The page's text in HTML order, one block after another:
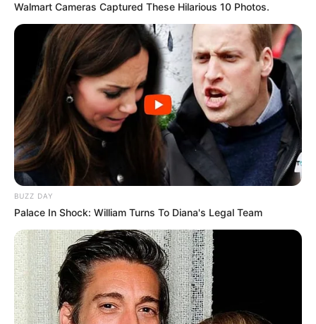
Walmart Cameras Captured These Hilarious 10 Photos.
BUZZ DAY
Palace In Shock: William Turns To Diana's Legal Team